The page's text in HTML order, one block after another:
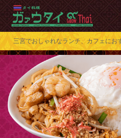
三宮でおしゃれなランチ、カフェにお